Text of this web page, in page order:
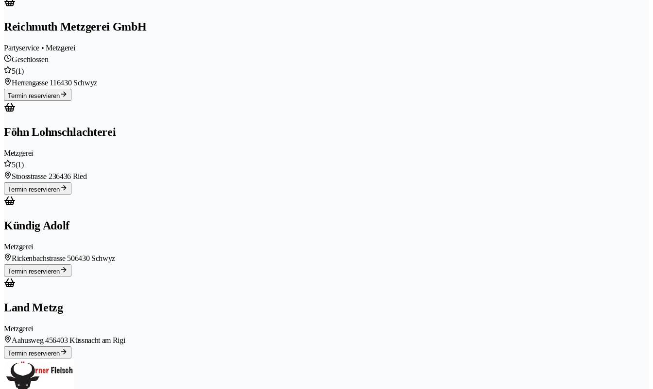
Reichmuth Metzgerei GmbH
Partyservice • Metzgerei
Geschlossen
5(1)
Herrengasse 116430 Schwyz
Termin reservieren
Föhn Lohnschlachterei
Metzgerei
5(1)
Stoosstrasse 236436 Ried
Termin reservieren
Kündig Adolf
Metzgerei
Rickenbachstrasse 506430 Schwyz
Termin reservieren
Land Metzg
Metzgerei
Aahusweg 456403 Küssnacht am Rigi
Termin reservieren